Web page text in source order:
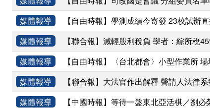
媒體報導
【自由時報】學測成績今寄發 23校試辦直接
媒體報導
【聯合報】減輕股利稅負 學者：綜所稅
媒體報導
【自由時報】〈台北都會〉小型作業所 場
媒體報導
【聯合報】大法官作出解釋 聲請人法律系
媒體報導
【中國時報】等待一盤東北亞活棋／劉必榮(